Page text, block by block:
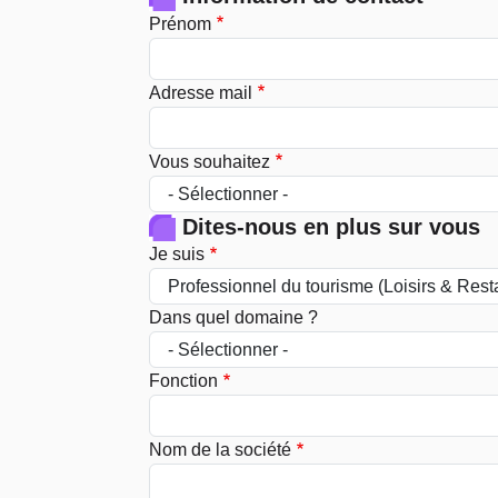
Prénom
Adresse mail
Vous souhaitez
Dites-nous en plus sur vous
Je suis
Dans quel domaine ?
Fonction
Nom de la société